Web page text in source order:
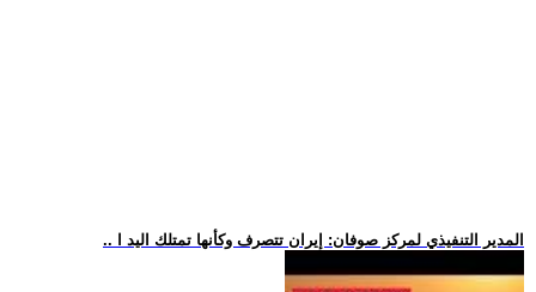
.. المدير التنفيذي لمركز صوفان: إيران تتصرف وكأنها تمتلك اليد ا